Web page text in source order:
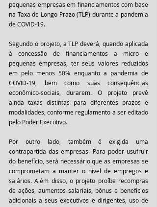
pequenas empresas em financiamentos com base
na Taxa de Longo Prazo (TLP) durante a pandemia
de COVID-19.
Segundo o projeto, a TLP deverá, quando aplicada
à concessão de financiamentos a micro e
pequenas empresas, ter seus valores reduzidos
em pelo menos 50% enquanto a pandemia de
COVID-19, bem como suas consequências
econômico-sociais, durarem. O projeto prevê
ainda taxas distintas para diferentes prazos e
modalidades, conforme regulamento a ser editado
pelo Poder Executivo.
Por outro lado, também é exigida uma
contrapartida das empresas. Para poder usufruir
do benefício, será necessário que as empresas se
comprometam a manter o nível de empregos e
salários. Além disso, o projeto proíbe recompras
de ações, aumentos salariais, bônus e benefícios
adicionais a seus executivos e dirigentes, uso de